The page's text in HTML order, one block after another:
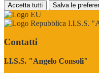
Accetta tutti Salva le
I.I.S.S.
Contatti
I.I.S.S. "Angelo Consoli"